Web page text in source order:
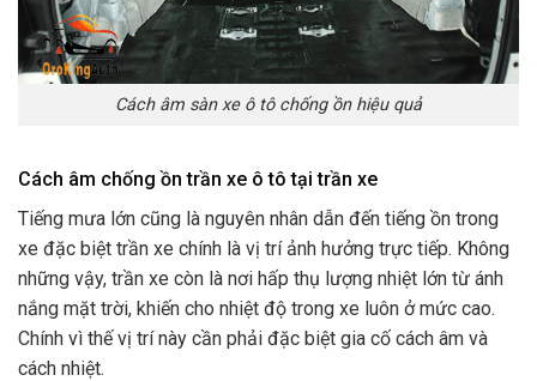
Cách âm sàn xe ô tô chống ồn hiệu quả
Cách âm chống ồn trần xe ô tô tại trần xe
Tiếng mưa lớn cũng là nguyên nhân dẫn đến tiếng ồn trong
xe đặc biệt trần xe chính là vị trí ảnh hưởng trực tiếp. Không
những vậy, trần xe còn là nơi hấp thụ lượng nhiệt lớn từ ánh
nắng mặt trời, khiến cho nhiệt độ trong xe luôn ở mức cao.
Chính vì thế vị trí này cần phải đặc biệt gia cố cách âm và
cách nhiệt.